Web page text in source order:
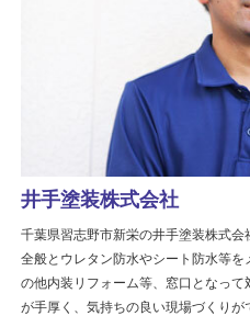
井手塗装株式会社
千葉県習志野市新栄の井手塗装株式
全般とウレタン防水やシート防水等
の他内装リフォーム等、窓口となっ
が手厚く、気持ちの良い現場づくりが